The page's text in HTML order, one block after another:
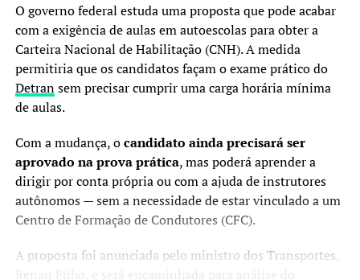
O governo federal estuda uma proposta que pode acabar
com a exigência de aulas em autoescolas para obter a
Carteira Nacional de Habilitação (CNH). A medida
permitiria que os candidatos façam o exame prático do
Detransem precisar cumprir uma carga horária mínima
de aulas.
Com a mudança, ocandidato ainda precisará ser
aprovado na prova prática, mas poderá aprender a
dirigir por conta própria ou com a ajuda de instrutores
autônomos — sem a necessidade de estar vinculado a um
Centro de Formação de Condutores (CFC).
A proposta foi anunciada pelo ministro dos Transportes,